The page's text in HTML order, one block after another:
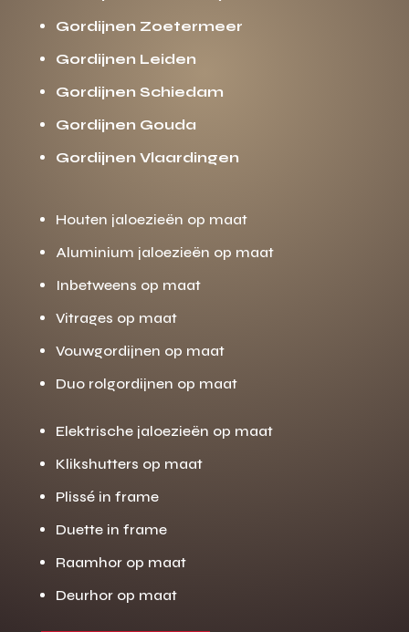
Gordijnen Zoetermeer
Gordijnen Leiden
Gordijnen Schiedam
Gordijnen Gouda
Gordijnen Vlaardingen
Houten jaloezieën op maat
Aluminium jaloezieën op maat
Inbetweens op maat
Vitrages op maat
Vouwgordijnen op maat
Duo rolgordijnen op maat
Elektrische jaloezieën op maat
Klikshutters op maat
Plissé in frame
Duette in frame
Raamhor op maat
Deurhor op maat